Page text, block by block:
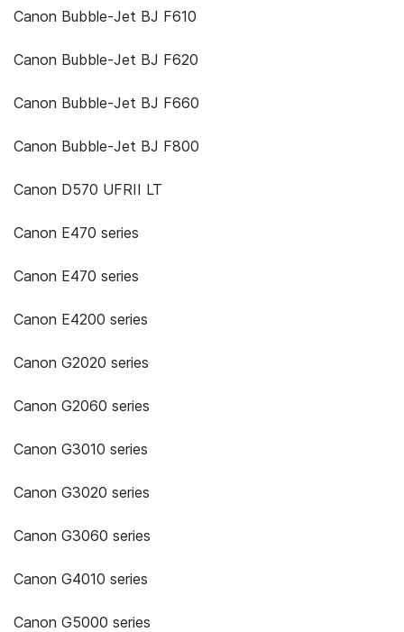
Canon Bubble-Jet BJ F610
Canon Bubble-Jet BJ F620
Canon Bubble-Jet BJ F660
Canon Bubble-Jet BJ F800
Canon D570 UFRII LT
Canon E470 series
Canon E470 series
Canon E4200 series
Canon G2020 series
Canon G2060 series
Canon G3010 series
Canon G3020 series
Canon G3060 series
Canon G4010 series
Canon G5000 series